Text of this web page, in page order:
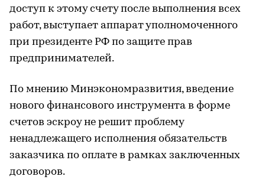
доступ к этому счету после выполнения всех
работ, выступает аппарат уполномоченного
при президенте РФ по защите прав
предпринимателей.
По мнению Минэкономразвития, введение
нового финансового инструмента в форме
счетов эскроу не решит проблему
ненадлежащего исполнения обязательств
заказчика по оплате в рамках заключенных
договоров.